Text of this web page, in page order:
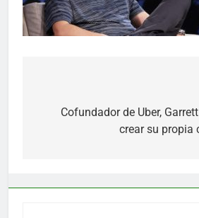
navigation
Cofundador de Uber,
crear su propia